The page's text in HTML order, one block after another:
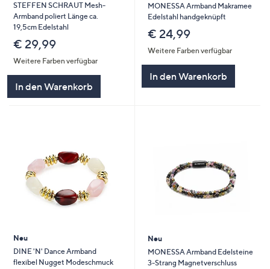
STEFFEN SCHRAUT Mesh-
Armband poliert Länge ca.
19,5cm Edelstahl
€ 29,99
Weitere Farben verfügbar
In den Warenkorb
MONESSA Armband Makramee
Edelstahl handgeknüpft
€ 24,99
Weitere Farben verfügbar
In den Warenkorb
Neu
DINE 'N' Dance Armband
flexibel Nugget Modeschmuck
Neu
MONESSA Armband Edelsteine
3-Strang Magnetverschluss